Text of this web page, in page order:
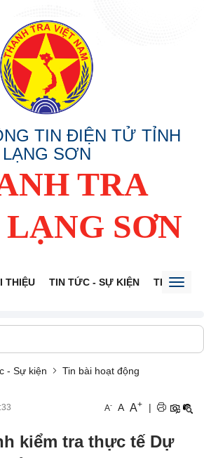
TIN ĐIỆN TỬ TỈNH
LẠNG SƠN
TRA
SƠN
THIỆU TIN TỨC - SỰ KIỆN THÔNG
- Sự kiện Tin bài hoạt động
A- A A+ |
kiểm tra thực tế Dự